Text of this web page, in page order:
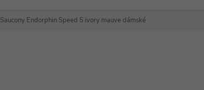
Saucony Endorphin Speed 5 ivory mauve dámské